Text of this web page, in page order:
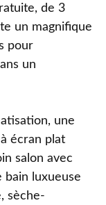
de 3
un magnifique
pour
un
une
écran plat
salon avec
bain luxueuse
sèche-